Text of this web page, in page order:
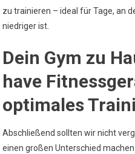
zu trainieren – ideal für Tage, an
niedriger ist.
Dein Gym zu
have
optimales
Abschließend sollten wir nicht
einen großen Unterschied